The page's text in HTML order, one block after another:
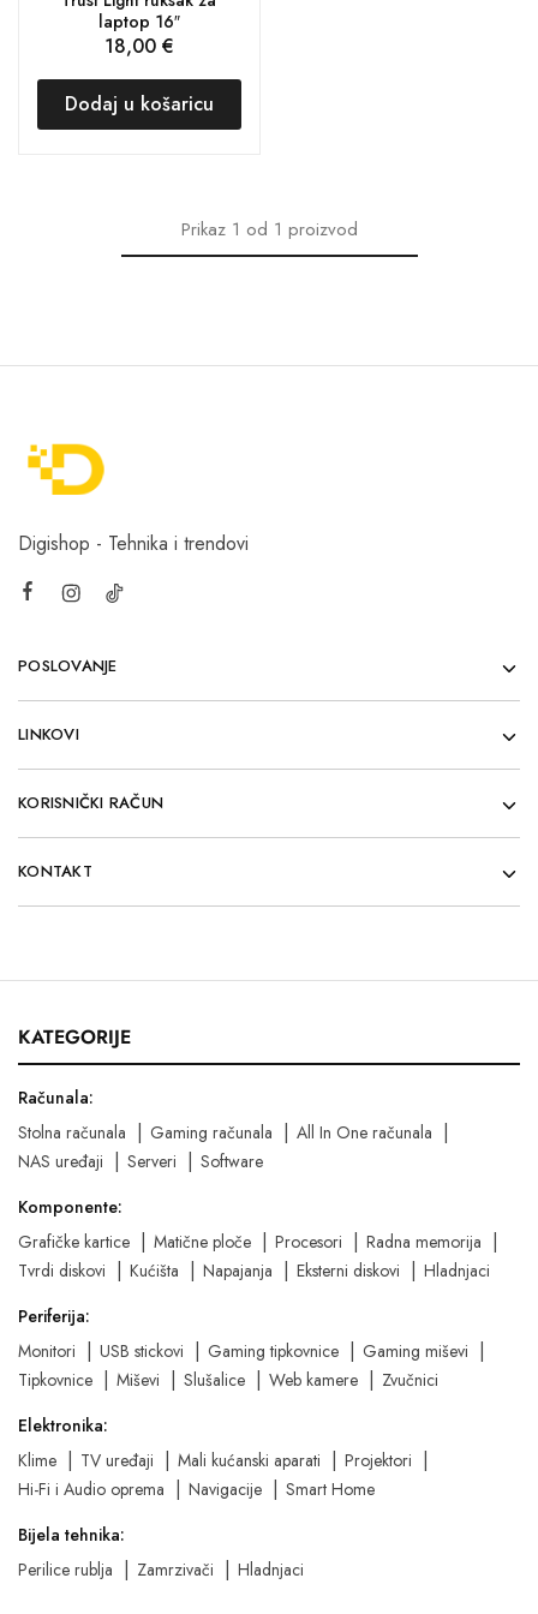
laptop 16″
18,00 €
Dodaj u košaricu
Prikaz1 od 1 proizvod
Digishop - Tehnika i trendovi
POSLOVANJE
LINKOVI
KORISNIČKI RAČUN
KONTAKT
KATEGORIJE
Računala:
Stolna računala
Gaming računala
All In One računala
NAS uređaji
Serveri
Software
Komponente:
Grafičke kartice
Matične ploče Procesori
Radna memorija
Tvrdi diskovi
Kućišta Napajanja Eksterni diskovi
Hladnjaci
Periferija:
Monitori
USB stickovi Gaming tipkovnice
Gaming miševi
Tipkovnice
Miševi Slušalice Web kamere
Zvučnici
Elektronika:
Klime
TV uređaji Mali kućanski aparati
Projektori
Hi-Fi i Audio oprema
Navigacije
Smart Home
Bijela tehnika:
Perilice rublja
Zamrzivači Hladnjaci